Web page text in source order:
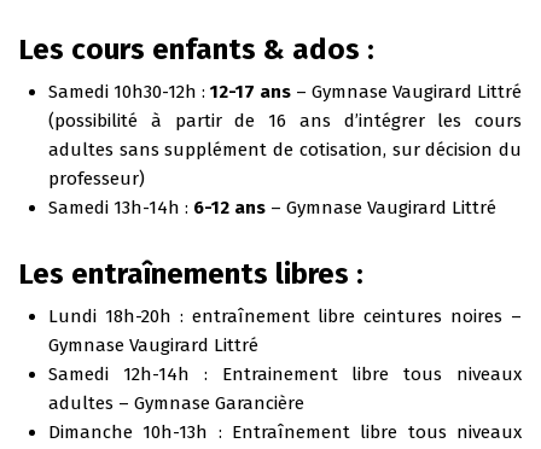
Les cours enfants & ados :
Samedi 10h30-12h : 12-17 ans – Gymnase Vaugirard Littré
(possibilité à partir de 16 ans d’intégrer les cours
adultes sans supplément de cotisation, sur décision du
professeur)
Samedi 13h-14h : 6-12 ans – Gymnase Vaugirard Littré
Les entraînements libres :
Lundi 18h-20h : entraînement libre ceintures noires –
Gymnase Vaugirard Littré
Samedi 12h-14h : Entrainement libre tous niveaux
adultes – Gymnase Garancière
Dimanche 10h-13h : Entraînement libre tous niveaux